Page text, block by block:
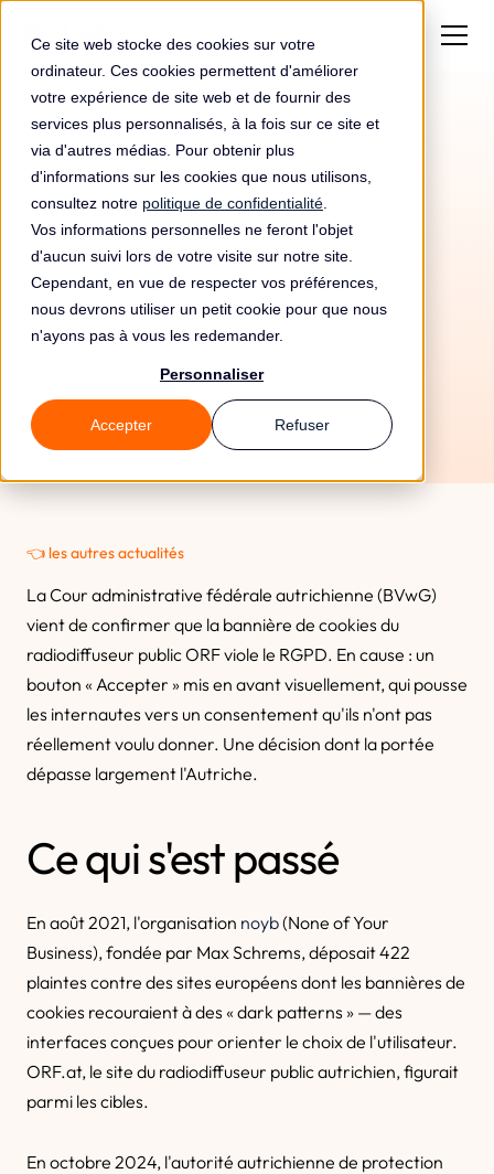
Ce site web stocke des cookies sur votre
ordinateur. Ces cookies permettent d'améliorer
votre expérience de site web et de fournir des
services plus personnalisés, à la fois sur ce site et
via d'autres médias. Pour obtenir plus
d'informations sur les cookies que nous utilisons,
consultez notre politique de confidentialité
Vos informations personnelles ne feront l'objet
d'aucun suivi lors de votre visite sur notre site.
Cependant, en vue de respecter vos préférences,
nous devrons utiliser un petit cookie pour que nous
n'ayons pas à vous les redemander.
Personnaliser
Accepter Refuser
👈 les autres actualités
La Cour administrative fédérale autrichienne (BVwG)
vient de confirmer que la bannière de cookies du
radiodiffuseur public ORF viole le RGPD. En cause : un
bouton « Accepter » mis en avant visuellement, qui pousse
les internautes vers un consentement qu'ils n'ont pas
réellement voulu donner. Une décision dont la portée
dépasse largement l'Autriche.
Ce qui s'est passé
En août 2021, l'organisation noyb(None of Your
Business), fondée par Max Schrems, déposait 422
plaintes contre des sites européens dont les bannières de
cookies recouraient à des « dark patterns » — des
interfaces conçues pour orienter le choix de l'utilisateur.
ORF.at, le site du radiodiffuseur public autrichien, figurait
parmi les cibles.
En octobre 2024, l'autorité autrichienne de protection